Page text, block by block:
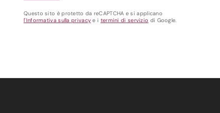
Questo sito è protetto da reCAPTCHA e si applicano
l'Informativa sulla privacy e i termini di servizio di Google.